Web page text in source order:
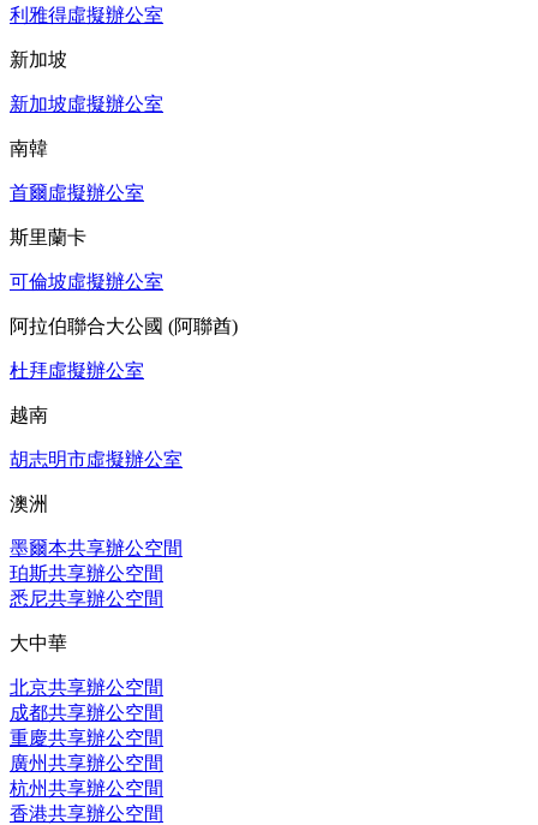
利雅得虛擬辦公室
新加坡
新加坡虛擬辦公室
南韓
首爾虛擬辦公室
斯里蘭卡
可倫坡虛擬辦公室
阿拉伯聯合大公國 (阿聯酋)
杜拜虛擬辦公室
越南
胡志明市虛擬辦公室
澳洲
墨爾本共享辦公空間
珀斯共享辦公空間
悉尼共享辦公空間
大中華
北京共享辦公空間
成都共享辦公空間
重慶共享辦公空間
廣州共享辦公空間
杭州共享辦公空間
香港共享辦公空間